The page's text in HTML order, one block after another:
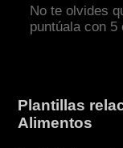
No te olvides
puntúala con 5
Plantillas
Alimentos